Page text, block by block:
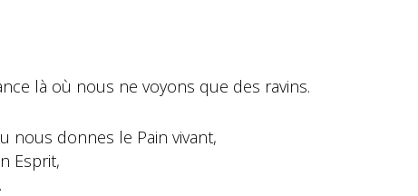
là où nous ne voyons que des ravins.
nous donnes le Pain vivant,
Esprit,